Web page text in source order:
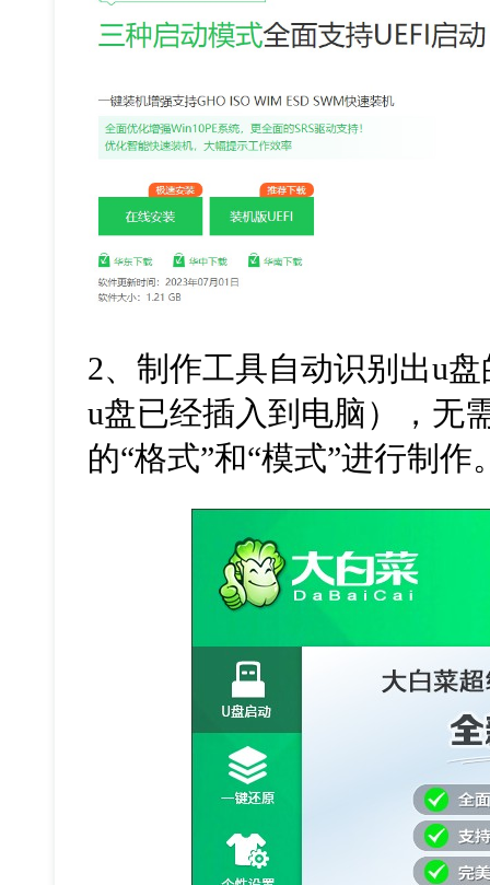
2、制作工具自动识别出u盘
u盘已经插入到电脑），无
的“格式”和“模式”进行制作